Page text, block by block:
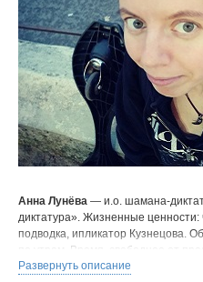
Анна Лунёва — и.о. шамана-
диктатура». Жизненные ценности:
подводка, ипликатор Кузнецова.
по утрам. Время, свободное от
посвящает чтению книжек. На
Развернуть описание